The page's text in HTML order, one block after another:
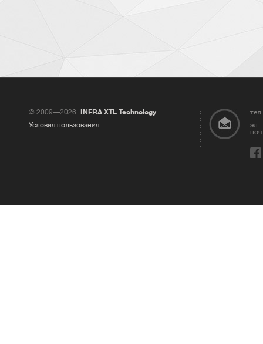
© 2009—2026
INFRA XTL Technology
Условия пользования
эл.